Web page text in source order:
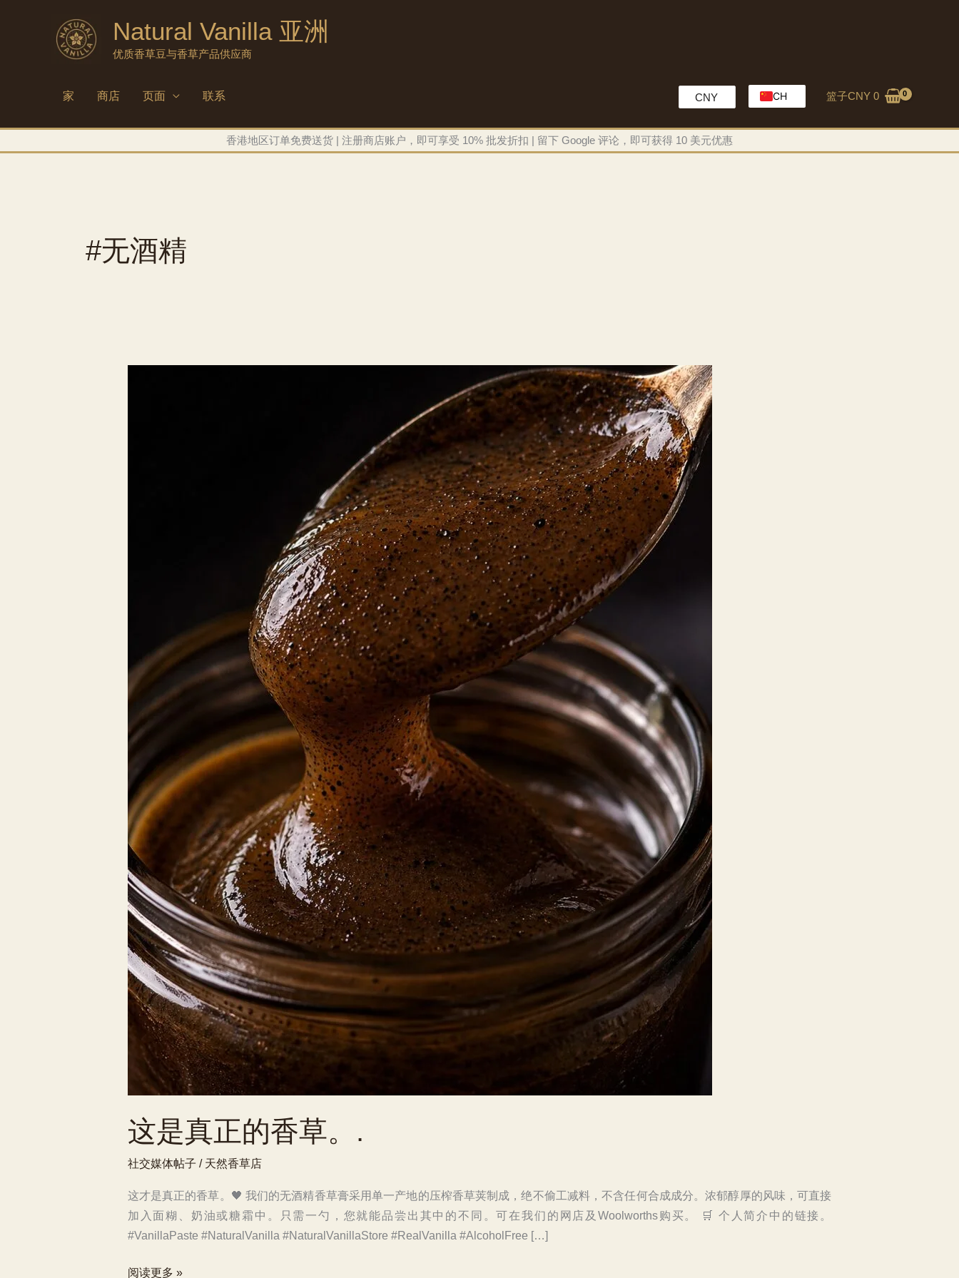
Natural Vanilla 亚洲
优质香草豆与香草产品供应商
家 商店 页面 联系 CNY
CH
篮子CNY0
香港地区订单免费送货 | 注册商店账户，即可享受 10% 批发折扣 | 留下 Google 评论，即可获得 10 美元优惠
#无酒精
这是真正的香草。.
社交媒体帖子 / 天然香草店
这才是真正的香草。🖤 我们的无酒精香草膏采用单一产地的压榨香草荚制成，绝不偷工减料，不含任何合成成分。浓郁醇厚的风味，可直接
加入面糊、奶油或糖霜中。只需一勺，您就能品尝出其中的不同。可在我们的网店及Woolworths购买。 🛒 个人简介中的链接。
#VanillaPaste #NaturalVanilla #NaturalVanillaStore #RealVanilla #AlcoholFree […]
这
阅读更多 »